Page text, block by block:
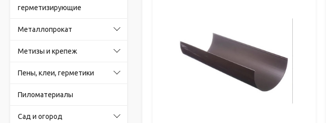
герметизирующие
Металлопрокат
Метизы и крепеж
Пены, клеи, герметики
Пиломатериалы
Сад и огород